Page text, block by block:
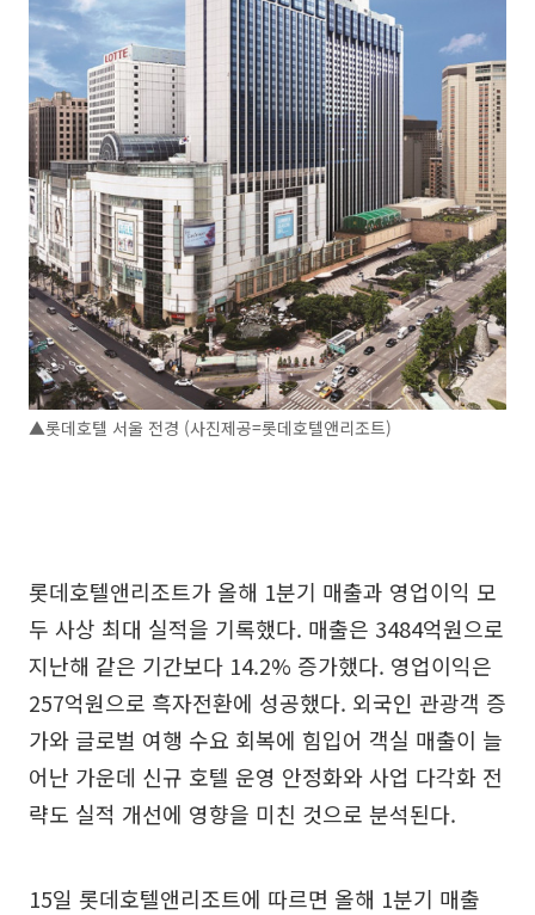
▲롯데호텔 서울 전경 (사진제공=롯데호텔앤리조트)
롯데호텔앤리조트가 올해 1분기 매출과 영업이익 모
두 사상 최대 실적을 기록했다. 매출은 3484억원으로
지난해 같은 기간보다 14.2% 증가했다. 영업이익은
257억원으로 흑자전환에 성공했다. 외국인 관광객 증
가와 글로벌 여행 수요 회복에 힘입어 객실 매출이 늘
어난 가운데 신규 호텔 운영 안정화와 사업 다각화 전
략도 실적 개선에 영향을 미친 것으로 분석된다.
15일 롯데호텔앤리조트에 따르면 올해 1분기 매출